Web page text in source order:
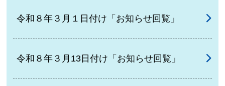
令和８年３月１日付け「お知らせ回覧」
令和８年３月13日付け「お知らせ回覧」